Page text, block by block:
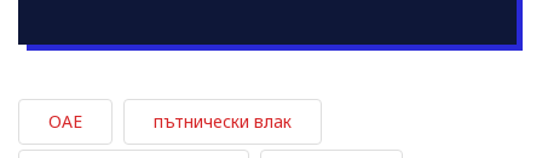
ОАЕ пътнически влак